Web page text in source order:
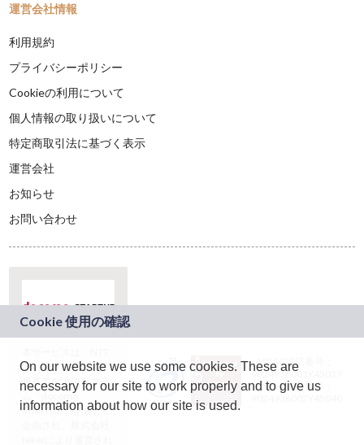
運営会社情報
利用規約
プライバシーポリシー
Cookieの利用について
個人情報の取り扱いについて
特定商取引法に基づく表示
運営会社
お知らせ
お問い合わせ
ドコモグループの新
規事業創出プログラ
ム「docomo
STARTUP」を通じて
JASRAC許諾番号：
9024936001Y45037
JASRAC許諾番号：
On our website we use some cookies. These are
necessary for our site to work properly and to give us
information about how our site is used.